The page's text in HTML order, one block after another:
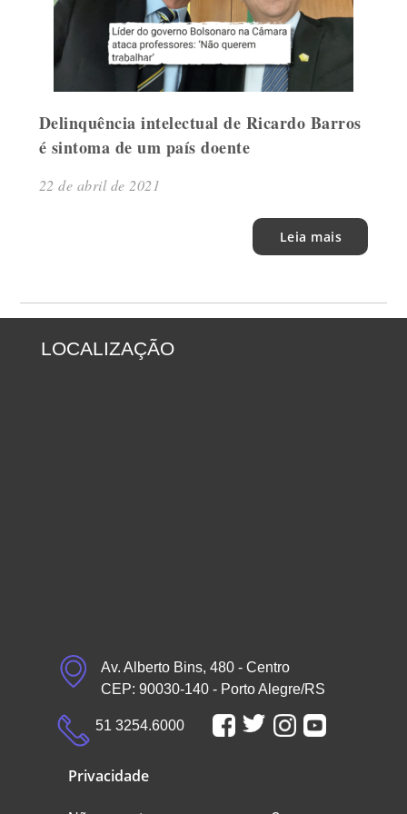
Delinquência intelectual de Ricardo Barros
é sintoma de um país doente
22 de abril de 2021
Leia mais
LOCALIZAÇÃO
Av. Alberto Bins, 480 - Centro
CEP: 90030-140 - Porto Alegre/RS
51 3254.6000
Privacidade